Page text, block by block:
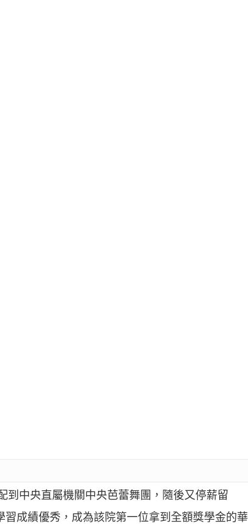
到中央直屬機關中央芭蕾舞團，隨後又停薪留
成績優秀，成為該院第一位拿到全額獎學金的華